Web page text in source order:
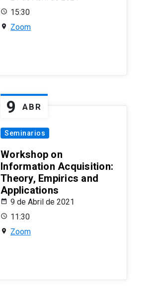
15:30
Zoom
9 ABR
Seminarios
Workshop on
Information Acquisition:
Theory, Empirics and
Applications
9 de Abril de 2021
11:30
Zoom